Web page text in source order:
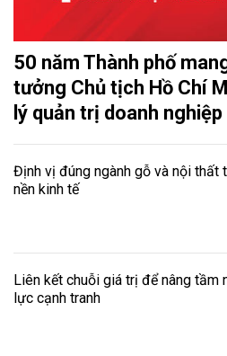
50 năm Thành phố
tưởng Chủ tịch Hồ Chí
lý quản trị doanh nghiệp
Định vị đúng ngành gỗ và nội thất
nền kinh tế
Liên kết chuỗi giá trị để nâng tầm
lực cạnh tranh